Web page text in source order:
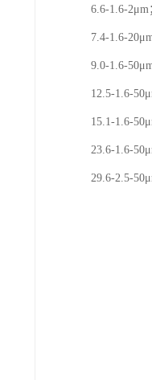
6.6-1.6-2μm
7.4-1.6-
9.0-1.6-
12.5-1.6-
15.1-1.6-
23.6-1.6-
29.6-2.5-